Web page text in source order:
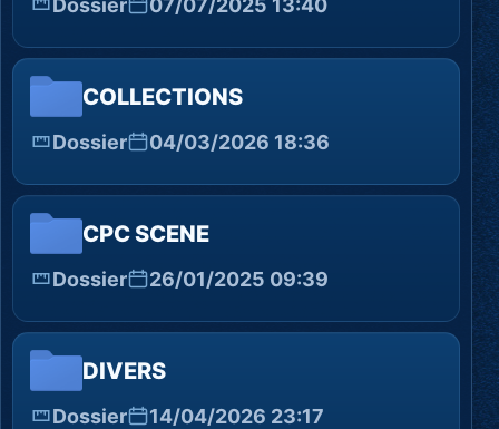
COLLECTIONS
Dossier 04/03/2026 18:36
CPC SCENE
Dossier 26/01/2025 09:39
DIVERS
Dossier 14/04/2026 23:17